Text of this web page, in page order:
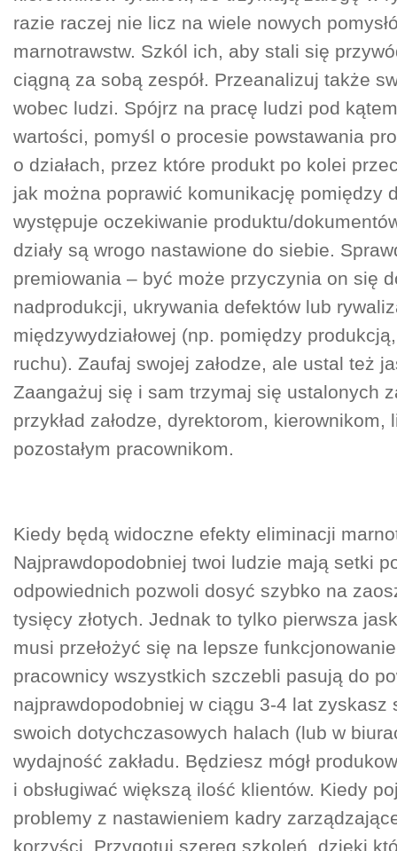
razie raczej nie licz na wiele nowych
marnotrawstw. Szkól ich, aby stali się
ciągną za sobą zespół. Przeanalizuj także
wobec ludzi. Spójrz na pracę ludzi pod
wartości, pomyśl o procesie powstawania
o działach, przez które produkt po kolei
jak można poprawić komunikację pomiędzy
występuje oczekiwanie produktu/
działy są wrogo nastawione do siebie.
premiowania – być może przyczynia on się
nadprodukcji, ukrywania defektów lub
międzywydziałowej (np. pomiędzy
ruchu). Zaufaj swojej załodze, ale ustal też
Zaangażuj się i sam trzymaj się ustalonych
przykład załodze, dyrektorom, kierownikom,
pozostałym pracownikom.
Kiedy będą widoczne efekty eliminacji
Najprawdopodobniej twoi ludzie mają setki
odpowiednich pozwoli dosyć szybko na
tysięcy złotych. Jednak to tylko pierwsza
musi przełożyć się na lepsze
pracownicy wszystkich szczebli pasują do
najprawdopodobniej w ciągu 3-4 lat zyskasz
swoich dotychczasowych halach (lub w
wydajność zakładu. Będziesz mógł
i obsługiwać większą ilość klientów. Kiedy
problemy z nastawieniem kadry
korzyści. Przygotuj szereg szkoleń, dzięki